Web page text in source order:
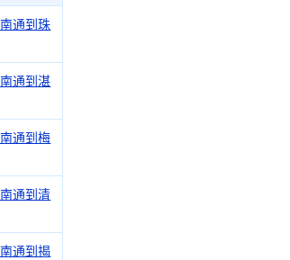
通到珠
通到湛
通到梅
通到清
通到揭